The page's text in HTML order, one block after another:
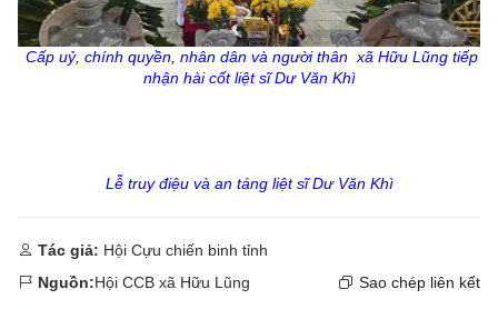
Cấp uỷ, chính quyền, nhân dân và người thân xã Hữu Lũng tiếp
nhận hài cốt liệt sĩ Dư Văn Khì
Lễ truy điệu và an táng liệt sĩ Dư Văn Khì
Tác giả: Hội Cựu chiến binh tỉnh
Nguồn:Hội CCB xã Hữu Lũng Sao chép liên kết